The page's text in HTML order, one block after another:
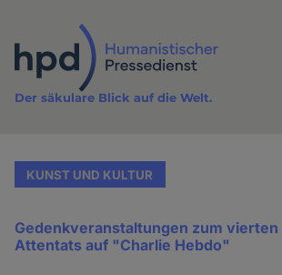
Inhalt
Der säkulare Blick auf die Welt.
KUNST UND KULTUR
Gedenkveranstaltungen zum
Attentats auf "Charlie Hebdo"